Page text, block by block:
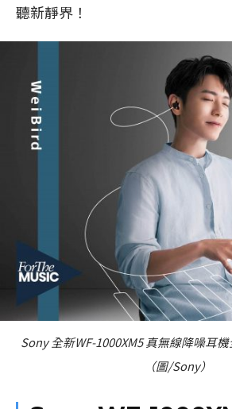
聽新靜界！
Sony 全新WF-1000XM5 真無線降噪耳
（圖/Sony）